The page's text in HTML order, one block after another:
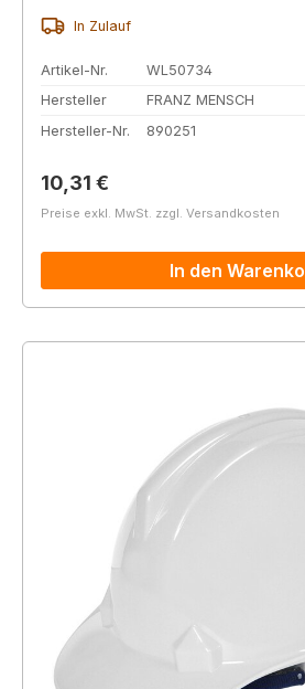
In Zulauf
Artikel-Nr.
WL50734
Hersteller
FRANZ MENSCH
Hersteller-Nr.
890251
Regulärer Preis:
10,31 €
Preise exkl. MwSt. zzgl. Versandkosten
In den